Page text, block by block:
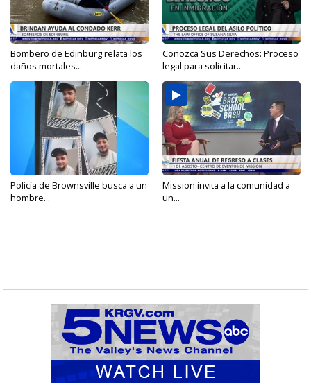
Bombero de Edinburg relata los
daños mortales...
Conozca Sus Derechos: Proceso
legal para solicitar...
Policía de Brownsville busca a un
hombre...
Mission invita a la comunidad a
un...